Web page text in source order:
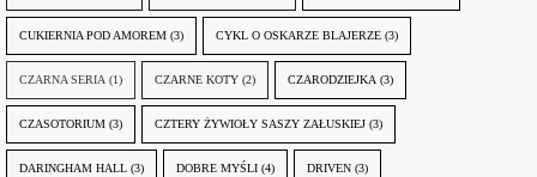
CUKIERNIA POD AMOREM (3) CYKL O OSKARZE BLAJERZE (3)
CZARNA SERIA (1) CZARNE KOTY (2) CZARODZIEJKA (3)
CZASOTORIUM (3) CZTERY ŻYWIOŁY SASZY ZAŁUSKIEJ (3)
DARINGHAM HALL (3) DOBRE MYŚLI (4) DRIVEN (3)